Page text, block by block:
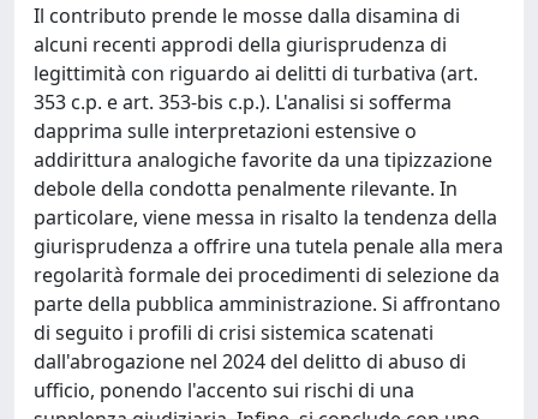
Il contributo prende le mosse dalla disamina di
alcuni recenti approdi della giurisprudenza di
legittimità con riguardo ai delitti di turbativa (art.
353 c.p. e art. 353-bis c.p.). L'analisi si sofferma
dapprima sulle interpretazioni estensive o
addirittura analogiche favorite da una tipizzazione
debole della condotta penalmente rilevante. In
particolare, viene messa in risalto la tendenza della
giurisprudenza a offrire una tutela penale alla mera
regolarità formale dei procedimenti di selezione da
parte della pubblica amministrazione. Si affrontano
di seguito i profili di crisi sistemica scatenati
dall'abrogazione nel 2024 del delitto di abuso di
ufficio, ponendo l'accento sui rischi di una